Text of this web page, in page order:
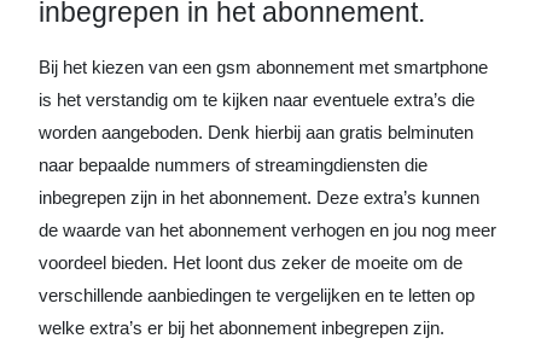
inbegrepen in het abonnement.
Bij het kiezen van een gsm abonnement met smartphone
is het verstandig om te kijken naar eventuele extra’s die
worden aangeboden. Denk hierbij aan gratis belminuten
naar bepaalde nummers of streamingdiensten die
inbegrepen zijn in het abonnement. Deze extra’s kunnen
de waarde van het abonnement verhogen en jou nog meer
voordeel bieden. Het loont dus zeker de moeite om de
verschillende aanbiedingen te vergelijken en te letten op
welke extra’s er bij het abonnement inbegrepen zijn.